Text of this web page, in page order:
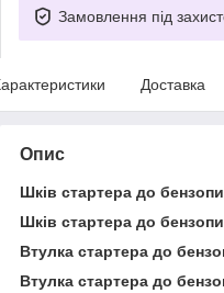
Замовлення під
Доставка
Опис
Шків стартера до
Шків стартера до
Втулка стартера до
Втулка стартера до